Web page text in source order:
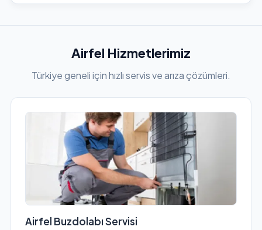
Airfel Hizmetlerimiz
Türkiye geneli için hızlı servis ve arıza çözümleri.
Airfel Buzdolabı Servisi